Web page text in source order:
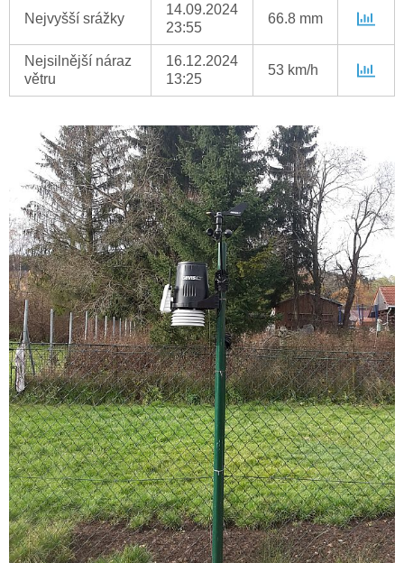
Nejvyšší srážky
14.09.2024
23:55
66.8 mm
Nejsilnější náraz
větru
16.12.2024
13:25
53 km/h